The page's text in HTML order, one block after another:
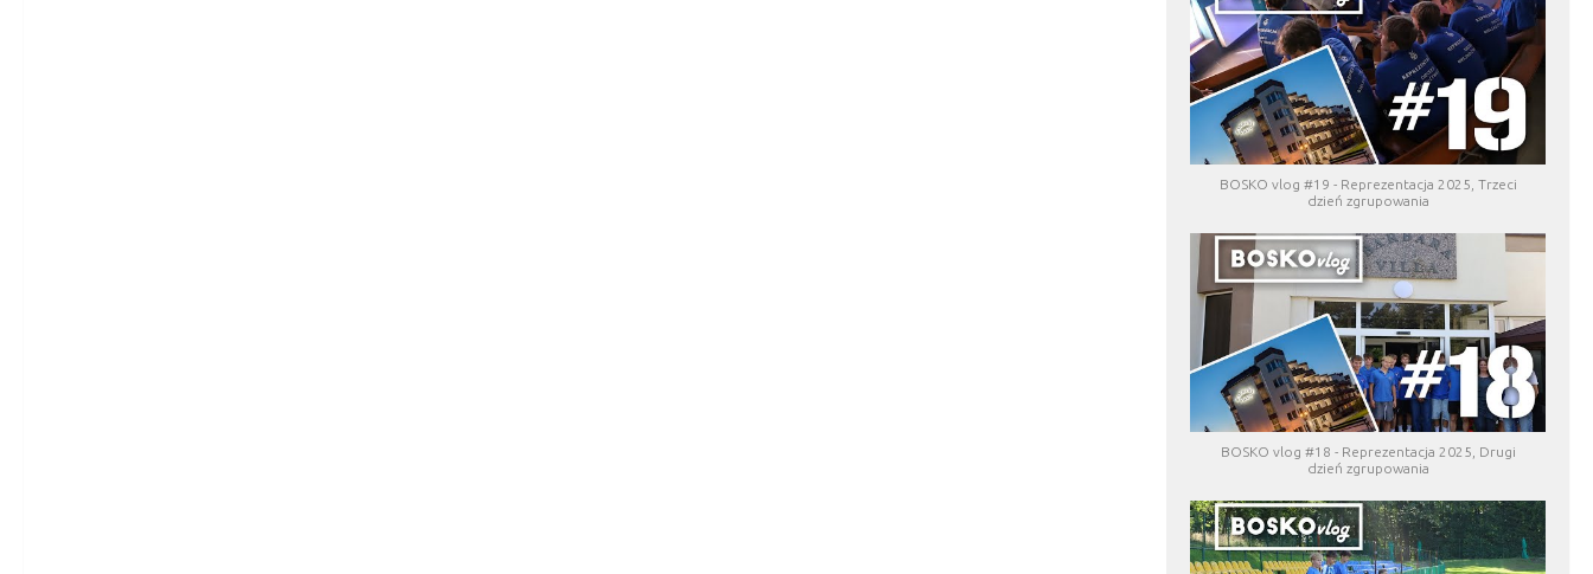
BOSKO vlog #19 - Reprezentacja 2025, Trzeci
dzień zgrupowania
BOSKO vlog #18 - Reprezentacja 2025, Drugi
dzień zgrupowania